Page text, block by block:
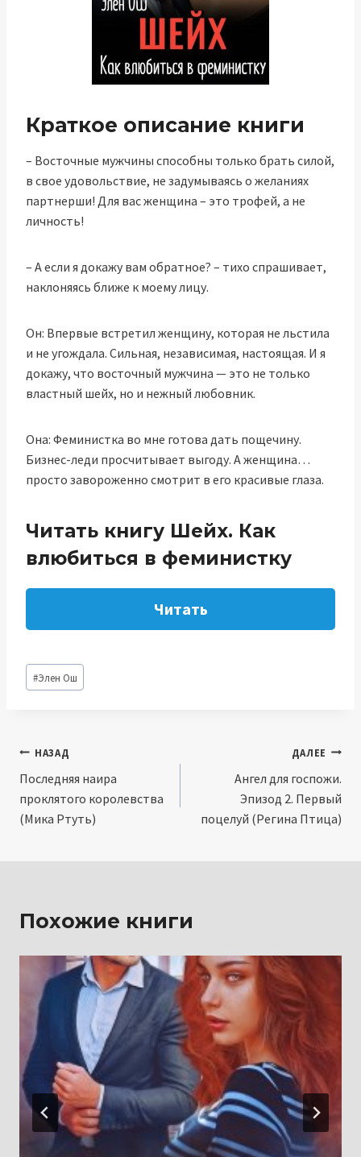
Краткое описание книги
– Восточные мужчины способны только брать силой,
в свое удовольствие, не задумываясь о желаниях
партнерши! Для вас женщина – это трофей, а не
личность!
– А если я докажу вам обратное? – тихо спрашивает,
наклоняясь ближе к моему лицу.
Он: Впервые встретил женщину, которая не льстила
и не угождала. Сильная, независимая, настоящая. И я
докажу, что восточный мужчина — это не только
властный шейх, но и нежный любовник.
Она: Феминистка во мне готова дать пощечину.
Бизнес-леди просчитывает выгоду. А женщина…
просто завороженно смотрит в его красивые глаза.
Читать книгу Шейх. Как
влюбиться в феминистку
Читать
Метки
записи:
#Элен Ош
Навигация
по
записям
НАЗАД
Последняя наира
проклятого королевства
(Мика Ртуть)
ДАЛЕЕ
Ангел для госпожи.
Эпизод 2. Первый
поцелуй (Регина Птица)
Похожие книги